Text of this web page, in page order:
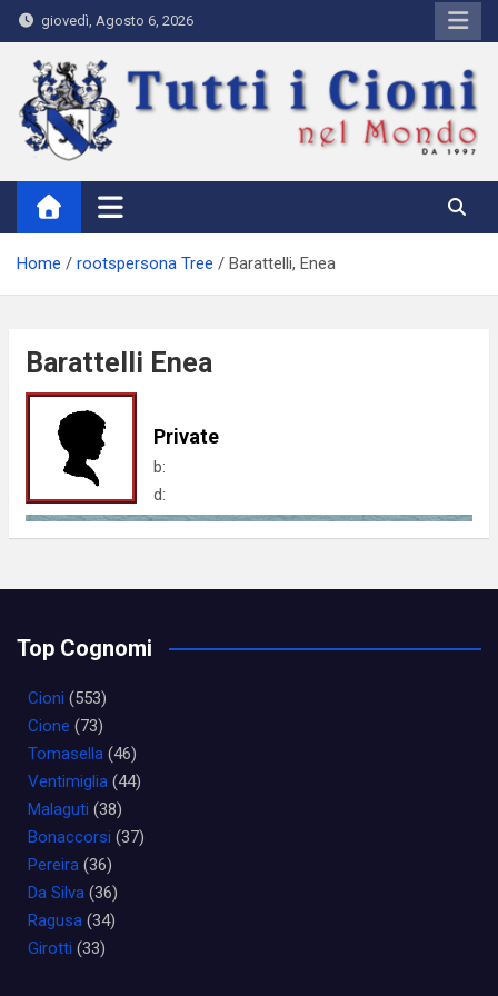
Skip
to
content
giovedì, Agosto 6, 2026
Tutti i Cioni nel Mondo
Where Cioni`s come from
Home rootspersona Tree Barattelli, Enea
Barattelli Enea
Private
b:
d:
Top Cognomi
Cioni (553)
Cione (73)
Tomasella (46)
Ventimiglia (44)
Malaguti (38)
Bonaccorsi (37)
Pereira (36)
Da Silva (36)
Ragusa (34)
Girotti (33)